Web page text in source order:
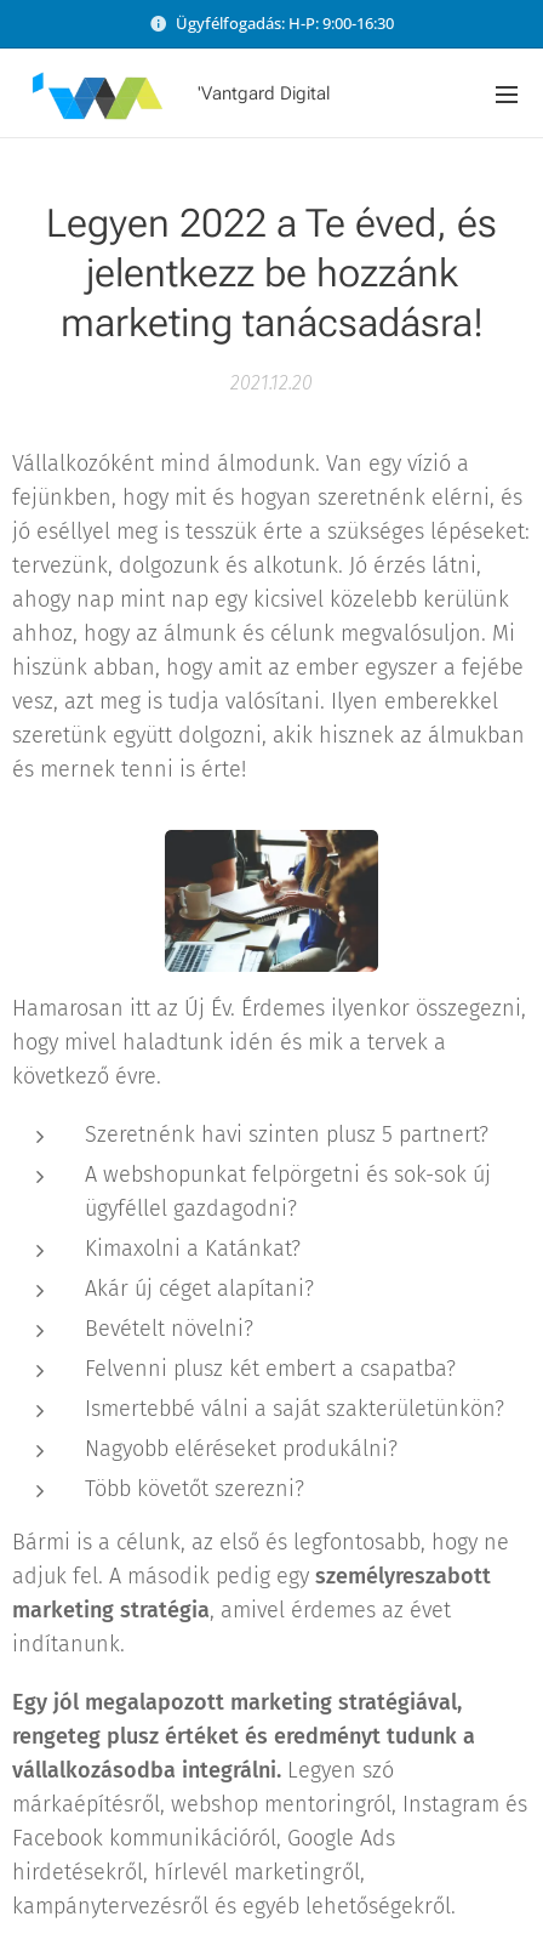
Ügyfélfogadás: H-P: 9:00-16:30
'Vantgard Digital
Legyen 2022 a Te éved, és
jelentkezz be hozzánk
marketing tanácsadásra!
2021.12.20
Vállalkozóként mind álmodunk. Van egy vízió a
fejünkben, hogy mit és hogyan szeretnénk elérni, és
jó eséllyel meg is tesszük érte a szükséges lépéseket:
tervezünk, dolgozunk és alkotunk. Jó érzés látni,
ahogy nap mint nap egy kicsivel közelebb kerülünk
ahhoz, hogy az álmunk és célunk megvalósuljon. Mi
hiszünk abban, hogy amit az ember egyszer a fejébe
vesz, azt meg is tudja valósítani. Ilyen emberekkel
szeretünk együtt dolgozni, akik hisznek az álmukban
és mernek tenni is érte!
Hamarosan itt az Új Év. Érdemes ilyenkor összegezni,
hogy mivel haladtunk idén és mik a tervek a
következő évre.
Szeretnénk havi szinten plusz 5 partnert?
A webshopunkat felpörgetni és sok-sok új
ügyféllel gazdagodni?
Kimaxolni a Katánkat?
Akár új céget alapítani?
Bevételt növelni?
Felvenni plusz két embert a csapatba?
Ismertebbé válni a saját szakterületünkön?
Nagyobb eléréseket produkálni?
Több követőt szerezni?
Bármi is a célunk, az első és legfontosabb, hogy ne
adjuk fel. A második pedig egy személyreszabott
marketing stratégia, amivel érdemes az évet
indítanunk.
Egy jól megalapozott marketing stratégiával,
rengeteg plusz értéket és eredményt tudunk a
vállalkozásodba integrálni. Legyen szó
márkaépítésről, webshop mentoringról, Instagram és
Facebook kommunikációról, Google Ads
hirdetésekről, hírlevél marketingről,
kampánytervezésről és egyéb lehetőségekről.